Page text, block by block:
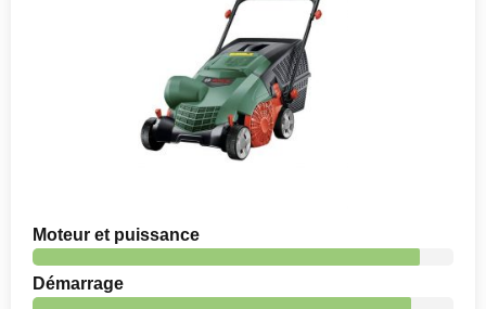
Moteur et puissance
Démarrage